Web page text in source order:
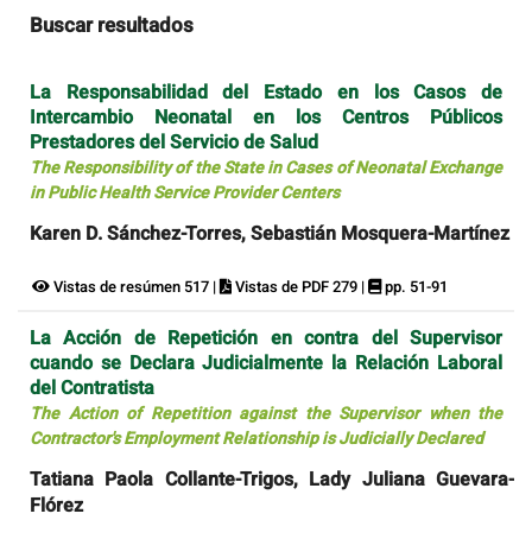
Buscar resultados
La Responsabilidad del Estado en los Casos de
Intercambio Neonatal en los Centros Públicos
Prestadores del Servicio de Salud
The Responsibility of the State in Cases of Neonatal Exchange
in Public Health Service Provider Centers
Karen D. Sánchez-Torres, Sebastián Mosquera-Martínez
Vistas de resúmen 517 | Vistas de PDF 279 | pp. 51-91
La Acción de Repetición en contra del Supervisor
cuando se Declara Judicialmente la Relación Laboral
del Contratista
The Action of Repetition against the Supervisor when the
Contractor's Employment Relationship is Judicially Declared
Tatiana Paola Collante-Trigos, Lady Juliana Guevara-
Flórez